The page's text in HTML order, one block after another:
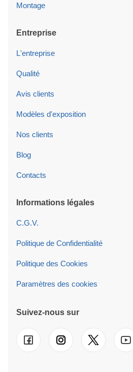
Montage
Entreprise
L'entreprise
Qualité
Avis clients
Modèles d'exposition
Nos clients
Blog
Contacts
Informations légales
C.G.V.
Politique de Confidentialité
Politique des Cookies
Paramètres des cookies
Suivez-nous sur